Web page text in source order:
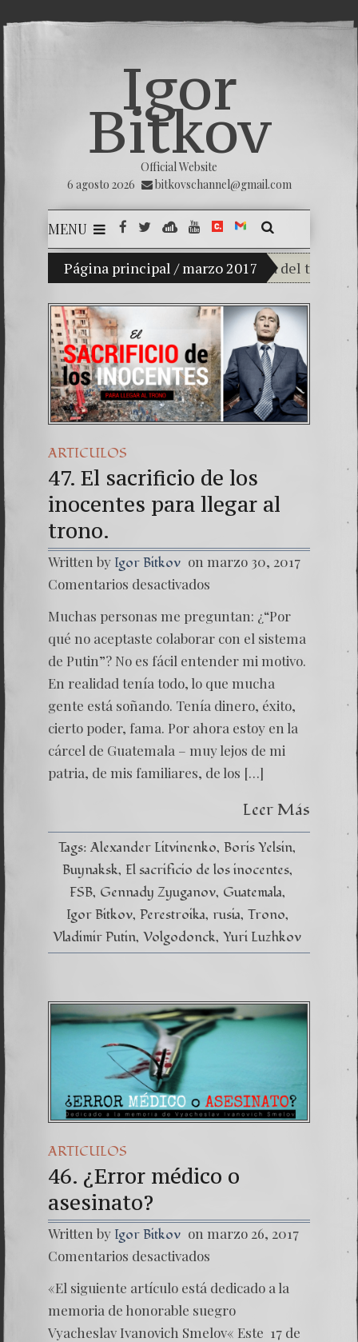
Igor
Bitkov
Official Website
6 agosto 2026
bitkovschannel@gmail.com
MENU
Página principal / marzo 2017
Vladimir Bitkov, una promesa del tenis
Rompiendo
¿Cómo el
El Día de la
Una señal de
7. NUESTRA
ARTICULOS
47. El sacrificio de los
inocentes para llegar al
trono.
Written by Igor Bitkov on marzo 30, 2017
Comentarios desactivados
Muchas personas me preguntan: ¿“Por
qué no aceptaste colaborar con el sistema
de Putin”? No es fácil entender mi motivo.
En realidad tenía todo, lo que mucha
gente está soñando. Tenía dinero, éxito,
cierto poder, fama. Por ahora estoy en la
cárcel de Guatemala – muy lejos de mi
patria, de mis familiares, de los […]
Leer Más
Tags: Alexander Litvinenko Boris Yelsin
Buynaksk El sacrificio de los inocentes
FSB Gennady Zyuganov Guatemala
Igor Bitkov Perestroika rusia Trono
Vladimir Putin Volgodonck Yuri Luzhkov
ARTICULOS
46. ¿Error médico o
asesinato?
Written by Igor Bitkov on marzo 26, 2017
Comentarios desactivados
«El siguiente artículo está dedicado a la
memoria de honorable suegro
Vyacheslav Ivanovich Smelov« Este 17 de